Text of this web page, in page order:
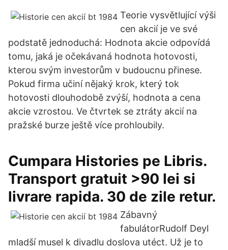
Teorie vysvětlující výši
cen akcií je ve své
podstatě jednoduchá: Hodnota akcie odpovídá
tomu, jaká je očekávaná hodnota hotovosti,
kterou svým investorům v budoucnu přinese.
Pokud firma učiní nějaký krok, který tok
hotovosti dlouhodobě zvýší, hodnota a cena
akcie vzrostou. Ve čtvrtek se ztráty akcií na
pražské burze ještě více prohloubily.
Cumpara Histories pe Libris.
Transport gratuit >90 lei si
livrare rapida. 30 de zile retur.
Zábavný
fabulátorRudolf Deyl
mladší musel k divadlu doslova utéct. Už je to